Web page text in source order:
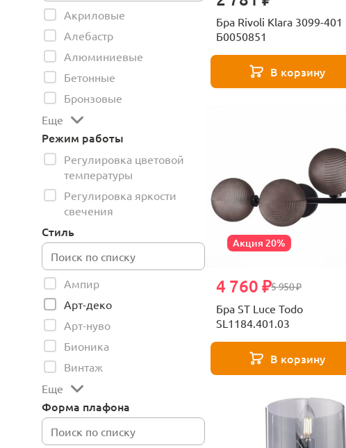
Акриловые
Алебастр
Алюминиевые
Бетонные
Бронзовые
Еще
Режим работы
Регулировка цветовой
температуры
Регулировка яркости
свечения
Стиль
Ампир
Арт-деко
Арт-нуво
Бионика
Винтаж
Еще
Форма плафона
Бра Rivoli Klara 3099-401
Б0050851
В корзину
Акция 20%
5 950 ₽
4 760 ₽
Бра ST Luce Todo
SL1184.401.03
В корзину